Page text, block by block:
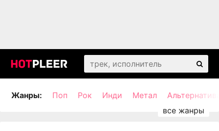
Жанры: Поп Рок Инди Метал